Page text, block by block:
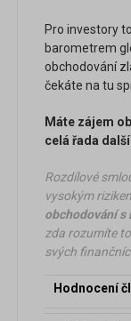
Pro investory
barometrem
obchodování
čekáte na tu
Máte zájem
celá řada
Rozdílové
vysokým
obchodování
zda rozumíte
svých
Hodnocení